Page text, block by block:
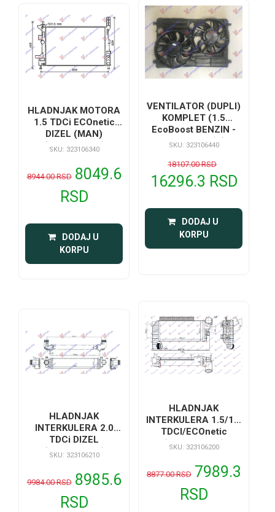
HLADNJAK MOTORA
1.5 TDCi ECOnetic
DIZEL (MAN)
(543x362x26)
SKU: 323106340
8944.00 RSD 8049.6
RSD
DODAJ U
KORPU
VENTILATOR (DUPLI)
KOMPLET (1.5
EcoBoost BENZIN -
2.0 TDCi DIZEL) (2+2
SKU: 323106440
18107.00 RSD
16296.3 RSD
DODAJ U
KORPU
HLADNJAK
INTERKULERA 2.0
TDCi DIZEL
(650x160x64)
SKU: 323106210
9984.00 RSD 8985.6
RSD
HLADNJAK
INTERKULERA 1.5/1.6
TDCI/ECOnetic
(336x157x62)
SKU: 323106200
8877.00 RSD 7989.3
RSD